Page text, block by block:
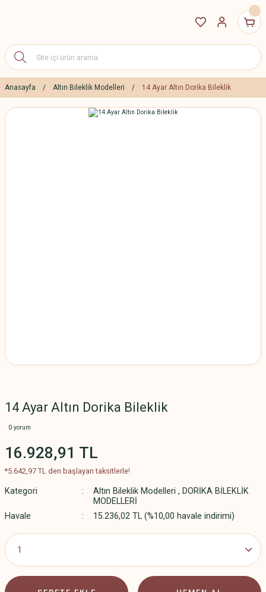
Anasayfa Altın Bileklik Modelleri 14 Ayar Altın Dorika Bileklik
14 Ayar Altın Dorika Bileklik
0 yorum
16.928,91 TL
*5.642,97 TL den başlayan taksitlerle!
Kategori Altın Bileklik Modelleri , DORİKA BİLEKLİK
MODELLERİ
Havale
15.236,02 TL (%10,00 havale indirimi)